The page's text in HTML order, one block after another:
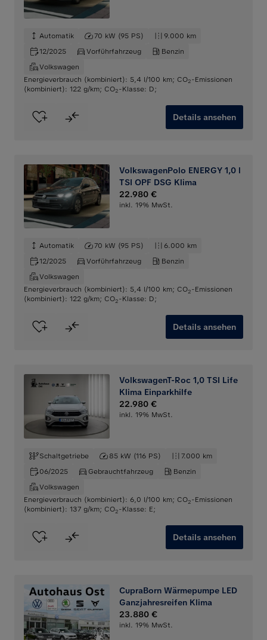
Automatik 70 kW (95 PS)
9.000 km
12/2025
Vorführfahrzeug
Benzin
Volkswagen
Energieverbrauch (kombiniert): 5,4 l/100 km; CO2-Emissionen
(kombiniert): 122 g/km; CO2-Klasse: D;
Details ansehen
VolkswagenPolo ENERGY 1,0 l
TSI OPF DSG Klima
22.980 €
inkl. 19% MwSt.
Automatik 70 kW (95 PS)
6.000 km
12/2025
Vorführfahrzeug
Benzin
Volkswagen
Energieverbrauch (kombiniert): 5,4 l/100 km; CO2-Emissionen
(kombiniert): 122 g/km; CO2-Klasse: D;
Details ansehen
VolkswagenT-Roc 1,0 TSI Life
Klima Einparkhilfe
22.980 €
inkl. 19% MwSt.
Schaltgetriebe 85 kW (116 PS)
7.000 km
06/2025
Gebrauchtfahrzeug
Benzin
Volkswagen
Energieverbrauch (kombiniert): 6,0 l/100 km; CO2-Emissionen
(kombiniert): 137 g/km; CO2-Klasse: E;
Details ansehen
CupraBorn Wärmepumpe LED
Ganzjahresreifen Klima
23.880 €
inkl. 19% MwSt.